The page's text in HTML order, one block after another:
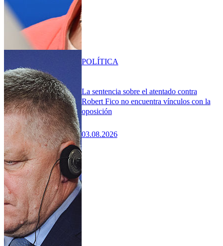
La sentencia sobre el atentado contra
Robert Fico no encuentra vínculos con la
oposición
03.08.2026
POLÍTICA